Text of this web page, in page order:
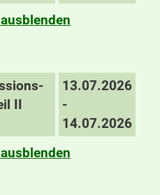
II
13.07.2026
-
14.07.2026